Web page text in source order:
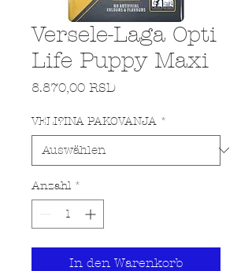
Versele-Laga Opti
Life Puppy Maxi
8.870,00 RSDPreis
VELI?INA PAKOVANJA *
Anzahl *
In den Warenkorb